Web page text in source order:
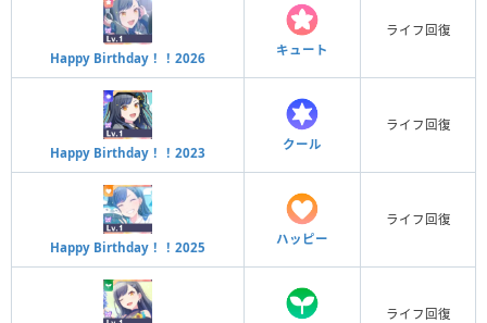
Happy Birthday！！2026
キュート
ライフ回復
Happy Birthday！！2023
クール
ライフ回復
Happy Birthday！！2025
ハッピー
ライフ回復
ライフ回復